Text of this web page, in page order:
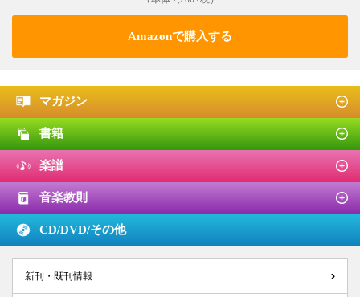
Amazonで購入する
マガジン
書籍
楽譜
音楽教則
CD/DVD/その他
新刊・既刊情報